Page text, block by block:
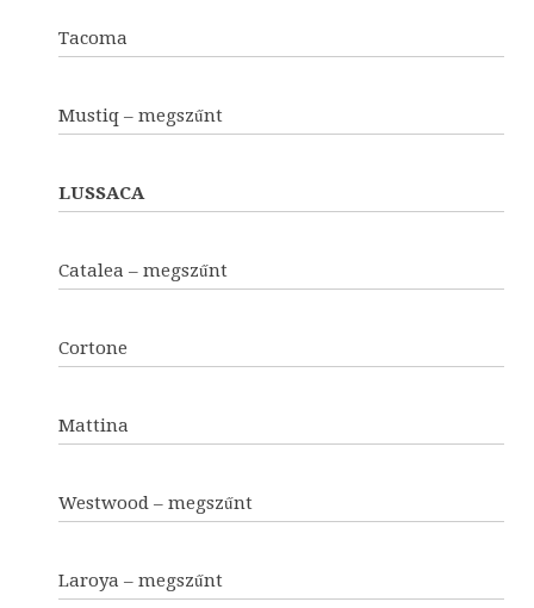
Tacoma
Mustiq – megszűnt
LUSSACA
Catalea – megszűnt
Cortone
Mattina
Westwood – megszűnt
Laroya – megszűnt